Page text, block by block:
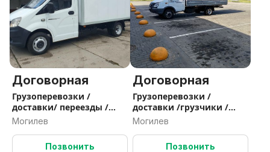
Договорная
Грузоперевозки /
доставки/ переезды /
грузчики/вывоз мусора /
Могилев
Позвонить
Договорная
Грузоперевозки /
доставки /грузчики /
переезды /РБ, РФ
Могилев
Позвонить